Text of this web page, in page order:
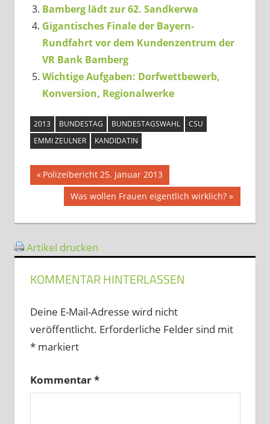
Bamberg lädt zur 62. Sandkerwa
Gigantisches Finale der Bayern-
Rundfahrt vor dem Kundenzentrum der
VR Bank Bamberg
Wichtige Aufgaben: Dorfwettbewerb,
Konversion, Regionalwerke
2013 BUNDESTAG BUNDESTAGSWAHL
CSU
EMMI ZEULNER
KANDIDATIN
Beitragsnavigation
Vorheriger
Beitrag:
Polizeibericht 25. Januar 2013
Nächster
Beitrag:
Was wollen Frauen eigentlich wirklich?
Artikel drucken
KOMMENTAR HINTERLASSEN
Deine E-Mail-Adresse wird nicht
veröffentlicht. Erforderliche Felder sind mit
*markiert
Kommentar*